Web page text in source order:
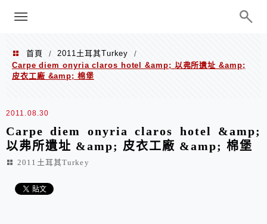
巧、世界走透透
menu
首頁 / 2011土耳其Turkey
/
Carpe diem onyria claros hotel &amp; 以弗所遺址 &amp;
皮衣工廠 &amp; 棉堡
2011.08.30
Carpe diem onyria claros hotel &amp;
以弗所遺址 &amp; 皮衣工廠 &amp; 棉堡
2011土耳其Turkey